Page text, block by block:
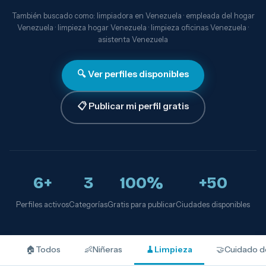
También buscado como: limpiadora en Venezuela · empleada del hogar
Venezuela · limpieza hogar Venezuela · limpieza oficinas Venezuela ·
asistenta Venezuela
🔍 Ver perfiles disponibles
📋 Publicar mi perfil gratis
6+
Perfiles activos
3
Categorías
100%
Gratis para publicar
+50
Ciudades disponibles
🏠 Todos 👶Niñeras 🧹 Limpieza 🤝Cuidado